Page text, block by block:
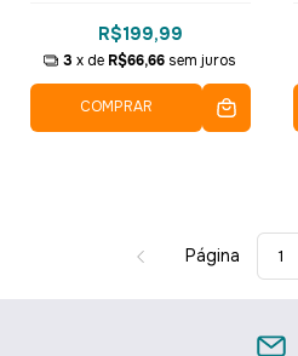
Dorémi
R$199,99
3 x de R$66,66 sem juros
COMPRAR
Página